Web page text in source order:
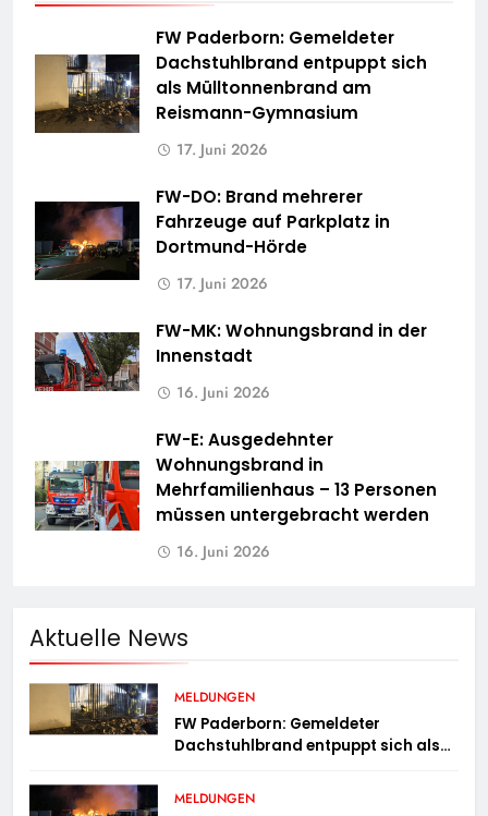
FW Paderborn: Gemeldeter
Dachstuhlbrand entpuppt sich
als Mülltonnenbrand am
Reismann-Gymnasium
17. Juni 2026
FW-DO: Brand mehrerer
Fahrzeuge auf Parkplatz in
Dortmund-Hörde
17. Juni 2026
FW-MK: Wohnungsbrand in der
Innenstadt
16. Juni 2026
FW-E: Ausgedehnter
Wohnungsbrand in
Mehrfamilienhaus – 13 Personen
müssen untergebracht werden
16. Juni 2026
Aktuelle News
MELDUNGEN
FW Paderborn: Gemeldeter
Dachstuhlbrand entpuppt sich als
Gymnasium
MELDUNGEN